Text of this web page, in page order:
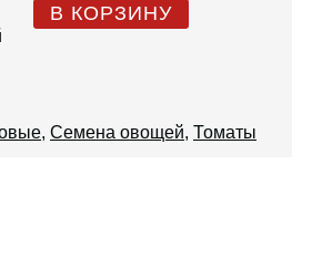
В КОРЗИНУ
,Семена овощей,Томаты